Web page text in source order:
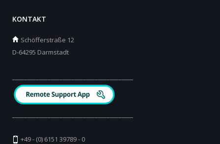
KONTAKT
Schöfferstraße 12
D-64295 Darmstadt
+49 - (0) 6151 39789 - 0